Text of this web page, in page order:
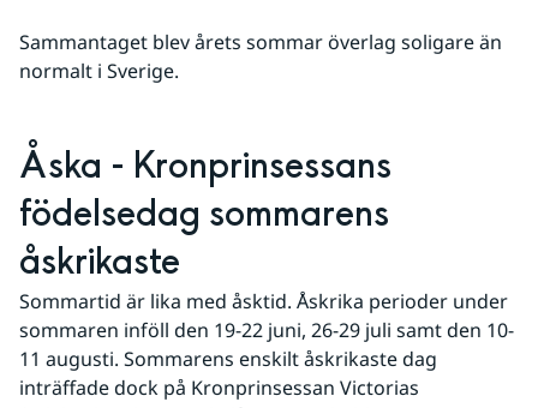
Sammantaget blev årets sommar överlag soligare än
normalt i Sverige.
Åska - Kronprinsessans
födelsedag sommarens
åskrikaste
Sommartid är lika med åsktid. Åskrika perioder under
sommaren inföll den 19-22 juni, 26-29 juli samt den 10-
11 augusti. Sommarens enskilt åskrikaste dag
inträffade dock på Kronprinsessan Victorias